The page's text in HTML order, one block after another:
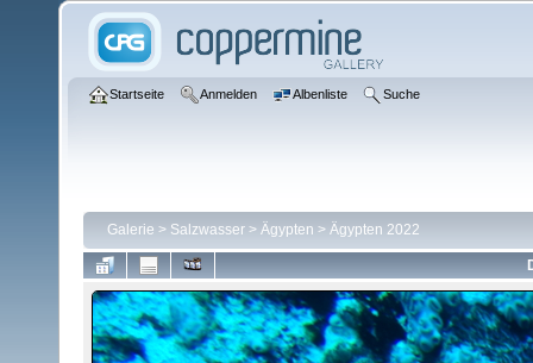
Startseite Anmelden Albenliste Suche
Galerie > Salzwasser > Ägypten > Ägypten 2022